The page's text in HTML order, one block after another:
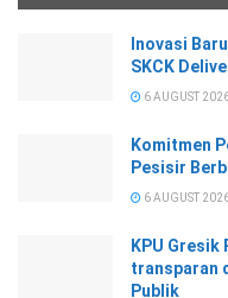
Inovasi
SKCK
6 AUGUST
Komitmen
Pesisir
6 AUGUST
KPU
transparan
Publik